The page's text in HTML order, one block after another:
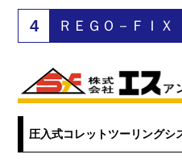
4 ＲＥＧＯ－ＦＩＸ
圧入式コレットツーリング